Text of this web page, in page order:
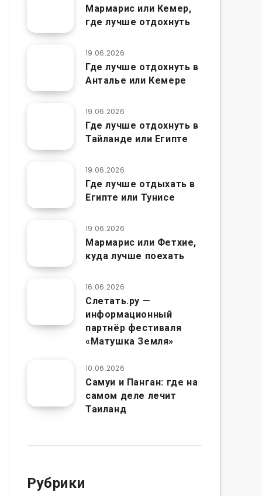
Мармарис или Кемер,
где лучше отдохнуть
19.06.2026
Где лучше отдохнуть в
Анталье или Кемере
19.06.2026
Где лучше отдохнуть в
Тайланде или Египте
19.06.2026
Где лучше отдыхать в
Египте или Тунисе
19.06.2026
Мармарис или Фетхие,
куда лучше поехать
16.06.2026
Слетать.ру —
информационный
партнёр фестиваля
«Матушка Земля»
10.06.2026
Самуи и Панган: где на
самом деле лечит
Таиланд
Рубрики